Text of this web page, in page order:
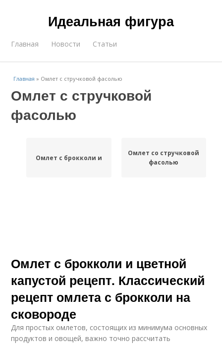
Идеальная фигура
Главная Новости Статьи
Главная » Омлет с стручковой фасолью
Омлет с стручковой
фасолью
Омлет с брокколи и
Омлет со стручковой
фасолью
Омлет с брокколи и цветной
капустой рецепт. Классический
рецепт омлета с брокколи на
сковороде
Для простых омлетов, состоящих из минимума основных
продуктов и овощей, важно точно рассчитать